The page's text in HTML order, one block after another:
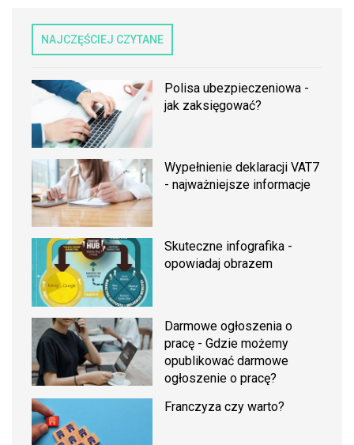
NAJCZĘŚCIEJ CZYTANE
Polisa ubezpieczeniowa -
jak zaksięgować?
Wypełnienie deklaracji VAT7
- najważniejsze informacje
Skuteczne infografika -
opowiadaj obrazem
Darmowe ogłoszenia o
pracę - Gdzie możemy
opublikować darmowe
ogłoszenie o pracę?
Franczyza czy warto?